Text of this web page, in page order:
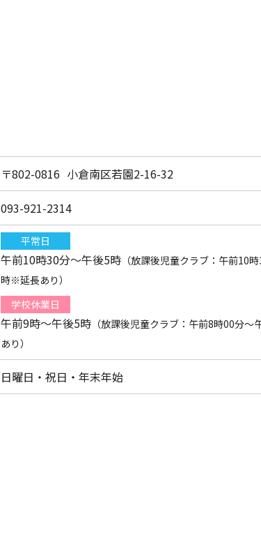
〒802-0816 小倉南区若園2-16-32
093-921-2314
平常日
午前10時30分～午後5時 （放課後児童クラブ：午前10
時※延長あり）
学校休業日
午前9時～午後5時 （放課後児童クラブ：午前8時00分
あり）
日曜日・祝日・年末年始